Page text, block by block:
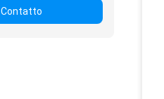
Contatto